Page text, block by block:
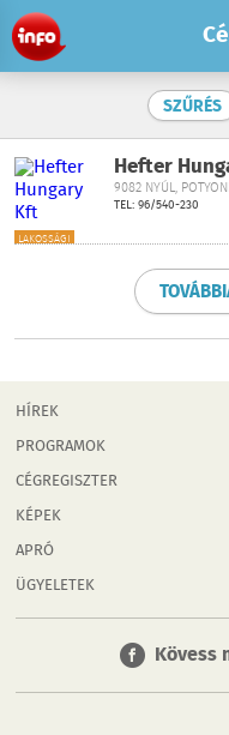
SZŰRÉS
LAKOSSÁGI
Hefter
9082 NYÚL,
TEL: 96/540-230
HÍREK
PROGRAMOK
CÉGREGISZTER
KÉPEK
APRÓ
ÜGYELETEK
Kövess